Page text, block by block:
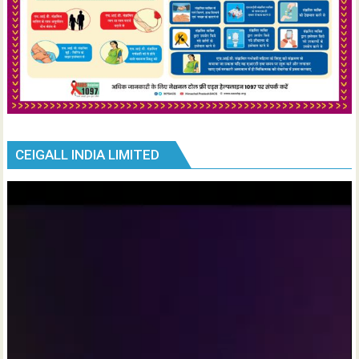
CEIGALL INDIA LIMITED